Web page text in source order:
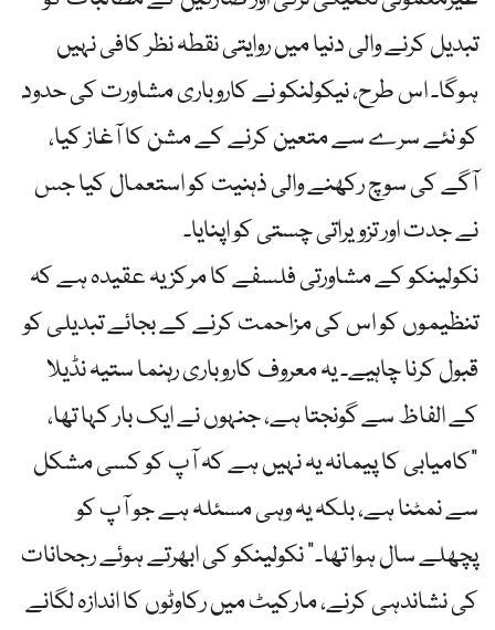
تبدیل کرنے والی دنیا میں روایتی نقطہ نظر کافی نہیں
ہوگا۔ اس طرح، نیکولنکو نے کاروباری مشاورت کی حدود
کو نئے سرے سے متعین کرنے کے مشن کا آغاز کیا،
آگے کی سوچ رکھنے والی ذہنیت کو استعمال کیا جس
نے جدت اور تزویراتی چستی کو اپنایا۔
نکولینکو کے مشاورتی فلسفے کا مرکز یہ عقیدہ ہے کہ
تنظیموں کو اس کی مزاحمت کرنے کے بجائے تبدیلی کو
قبول کرنا چاہیے۔ یہ معروف کاروباری رہنما ستیہ نڈیلا
کے الفاظ سے گونجتا ہے، جنہوں نے ایک بار کہا تھا،
"کامیابی کا پیمانہ یہ نہیں ہے کہ آپ کو کسی مشکل
سے نمٹنا ہے، بلکہ یہ وہی مسئلہ ہے جو آپ کو
پچھلے سال ہوا تھا۔” نکولینکو کی ابھرتے ہوئے رجحانات
کی نشاندہی کرنے، مارکیٹ میں رکاوٹوں کا اندازہ لگانے